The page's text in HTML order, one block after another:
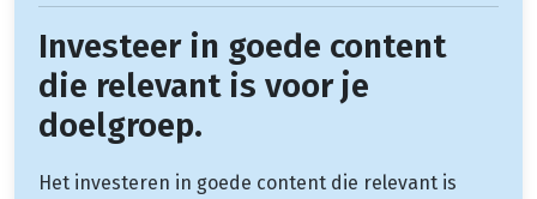
Investeer in goede content
die relevant is voor je
doelgroep.
Het investeren in goede content die relevant is